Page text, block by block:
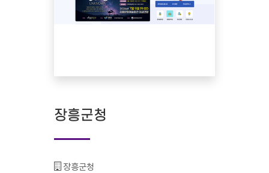
장흥군청
기관명 :
장흥군청